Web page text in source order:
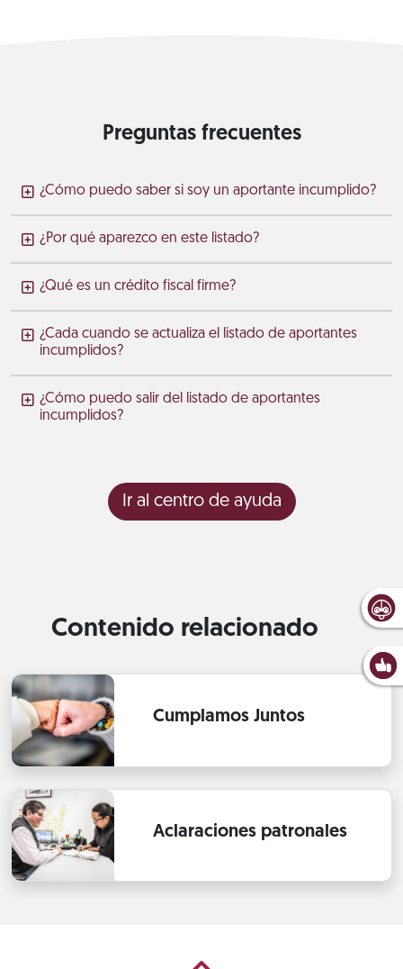
Preguntas frecuentes
¿Cómo puedo saber si soy un aportante incumplido?
¿Por qué aparezco en este listado?
¿Qué es un crédito fiscal firme?
¿Cada cuando se actualiza el listado de aportantes
incumplidos?
¿Cómo puedo salir del listado de aportantes
incumplidos?
Ir al centro de ayuda
Contenido relacionado
Cumplamos Juntos
Aclaraciones patronales